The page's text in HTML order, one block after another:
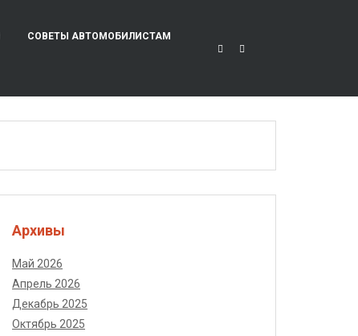
СОВЕТЫ АВТОМОБИЛИСТАМ
Архивы
Май 2026
Апрель 2026
Декабрь 2025
Октябрь 2025